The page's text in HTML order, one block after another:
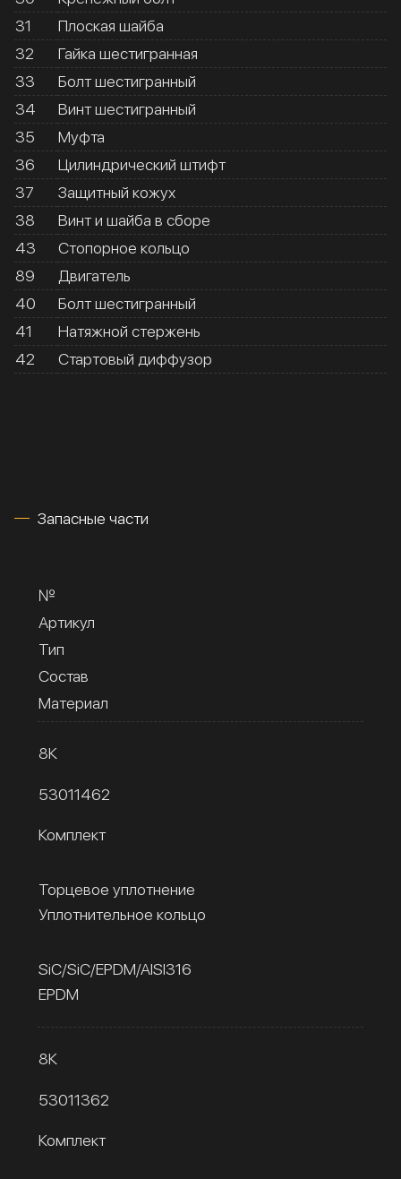
31
Плоская шайба
32
Гайка шестигранная
33
Болт шестигранный
34
Винт шестигранный
35
Муфта
36
Цилиндрический штифт
37
Защитный кожух
38
Винт и шайба в сборе
43
Стопорное кольцо
89
Двигатель
40
Болт шестигранный
41
Натяжной стержень
42
Стартовый диффузор
Запасные части
№
Артикул
Тип
Состав
Материал
8К
53011462
Комплект
Торцевое уплотнение
Уплотнительное кольцо
SiC/SiC/EPDM/AISI316
EPDM
8К
53011362
Комплект